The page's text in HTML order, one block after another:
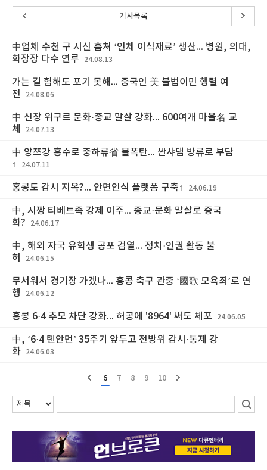
기사목록
中업체 수천 구 시신 훔쳐 ‘인체 이식재료’ 생산... 병원, 의대,
화장장 다수 연루
24.08.13
가는 길 험해도 포기 못해... 중국인 美 불법이민 행렬 여
전
24.08.06
中 신장 위구르 문화·종교 말살 강화... 600여개 마을名 교
체
24.07.13
中 양쯔강 홍수로 중하류省 물폭탄... 싼샤댐 방류로 부담
↑
24.07.11
홍콩도 감시 지옥?... 안면인식 플랫폼 구축↑ 24.06.19
中, 시짱 티베트족 강제 이주... 종교·문화 말살로 중국
화?
24.06.17
中, 해외 자국 유학생 공포 검열... 정치·인권 활동 불
허
24.06.15
무서워서 경기장 가겠나... 홍콩 축구 관중 ‘國歌 모욕죄’로 연
행
24.06.12
홍콩 6·4 추모 차단 강화... 허공에 '8964' 써도 체포 24.06.05
中, ‘6·4 톈안먼’ 35주기 앞두고 전방위 감시·통제 강
화
24.06.03
6 7 8 9 10